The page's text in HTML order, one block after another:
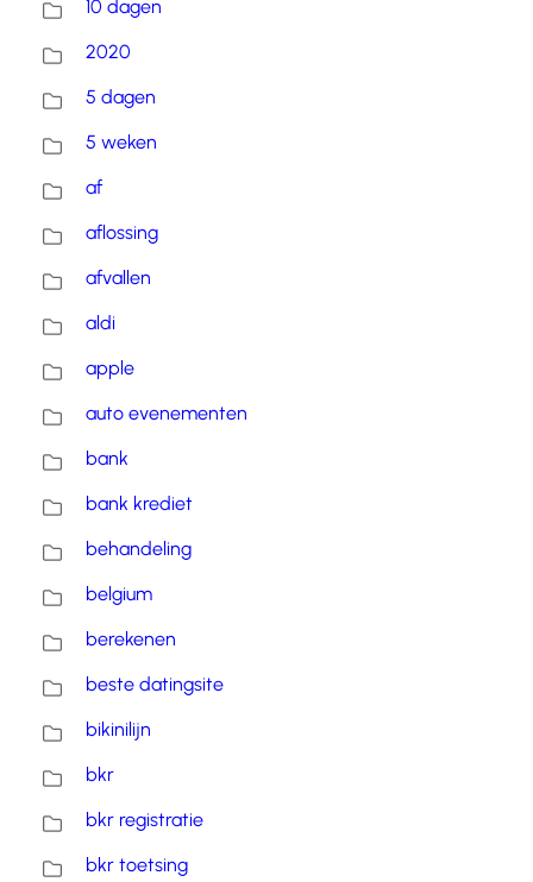
10 dagen
2020
5 dagen
5 weken
af
aflossing
afvallen
aldi
apple
auto evenementen
bank
bank krediet
behandeling
belgium
berekenen
beste datingsite
bikinilijn
bkr
bkr registratie
bkr toetsing